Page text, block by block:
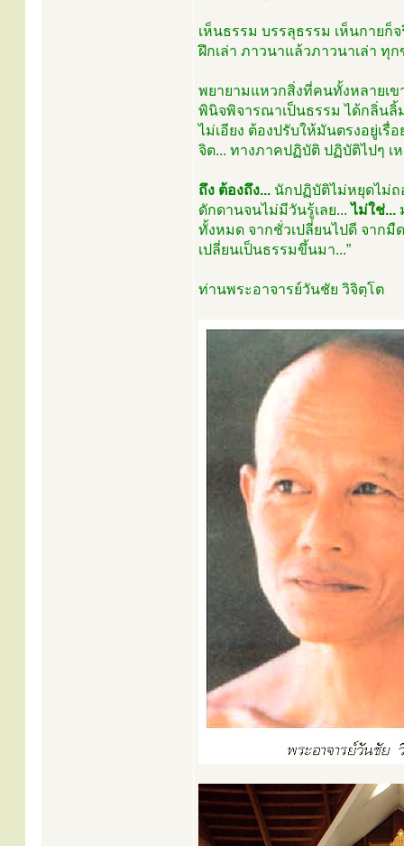
เห็นธรรม บรรลุธรรม เห็นกายก็
ฝึกเล่า ภาวนาแล้วภาวนาเล่า ทุ
พยายามแหวกสิ่งที่คนทั้งหลายเ
พินิจพิจารณาเป็นธรรม ได้กลิ่นลิ้
ไม่เอียง ต้องปรับให้มันตรงอยู่เรื่
จิต... ทางภาคปฏิบัติ ปฏิบัติไปๆ เ
ถึง ต้องถึง... นักปฏิบัติไม่หยุดไม่ถ
ดักดานจนไม่มีวันรู้เลย...ไม่ใช่...
ทั้งหมด จากชั่วเปลี่ยนไปดี จากมื
เปลี่ยนเป็นธรรมขึ้นมา...”
ท่านพระอาจารย์วันชัย วิจิตฺโต